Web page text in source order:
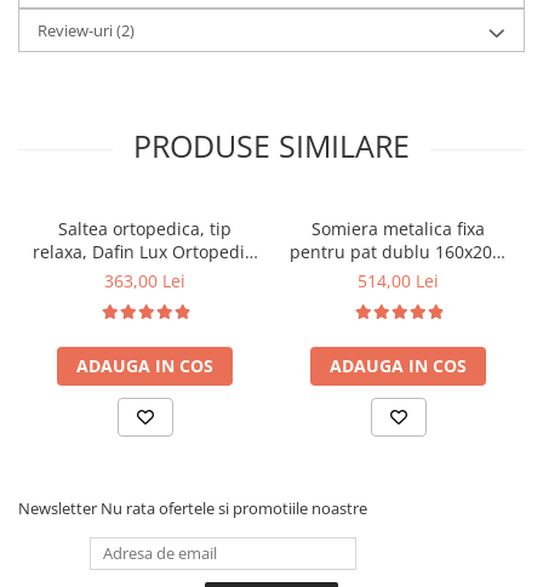
Review-uri(2)
PRODUSE SIMILARE
Saltea ortopedica, tip
relaxa, Dafin Lux Ortopedic,
90x200x21cm, fermitate
tip Bonell, fata vara-iarna,
sistem de aerisire cu
butoni, Salt Confort
363,00 Lei
ADAUGA IN COS
Somiera metalica fixa
pentru pat dublu 160x200,
6 picioare, 32 lamele lemn
saltea ferm, negru
514,00 Lei
ADAUGA IN COS
Newsletter Nu rata ofertele si promotiile noastre